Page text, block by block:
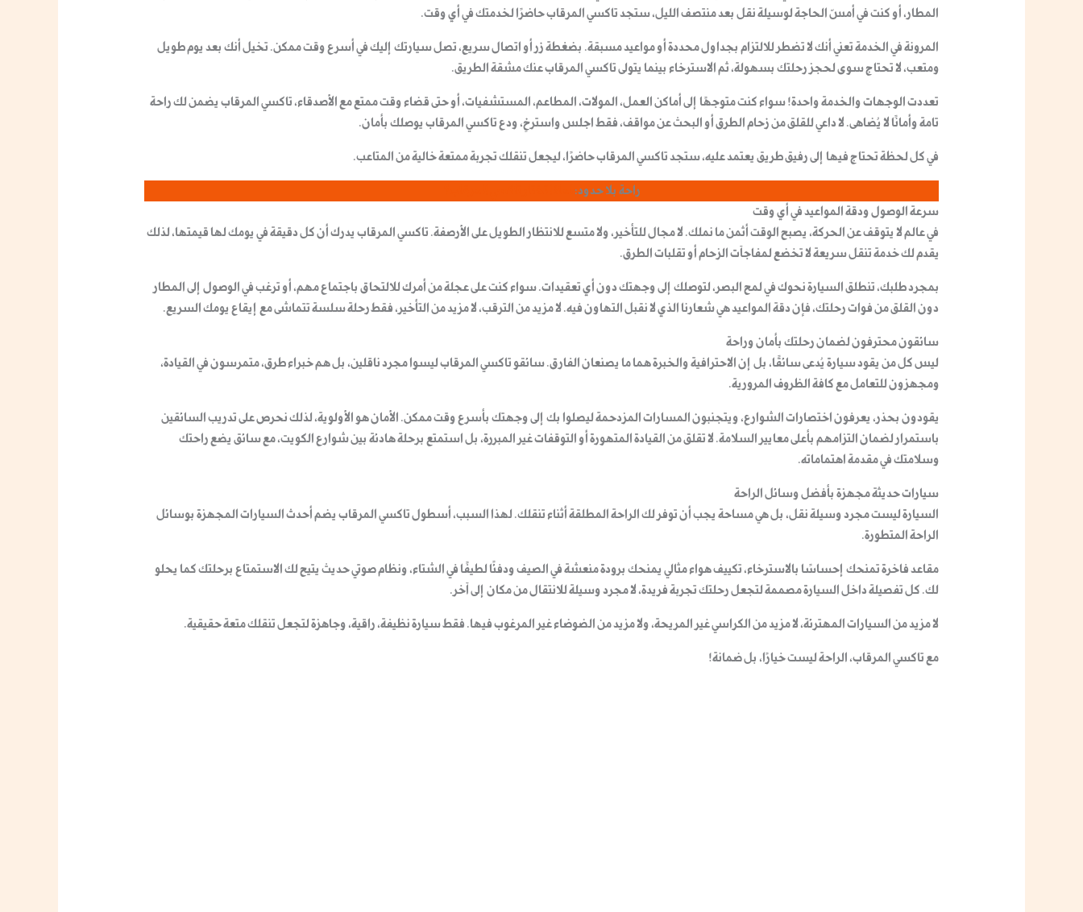
المطار، أو كنت في أمسّ الحاجة لوسيلة نقل بعد منتصف الليل، ستجد تاكسي المرقاب حاضرًا لخدمتك في أي وقت.
المرونة في الخدمة تعني أنك لا تضطر للالتزام بجداول محددة أو مواعيد مسبقة. بضغطة زر أو اتصال سريع، تصل سيارتك إليك في أسرع وقت ممكن. تخيل أنك بعد يوم طويل
ومتعب، لا تحتاج سوى لحجز رحلتك بسهولة، ثم الاسترخاء بينما يتولى تاكسي المرقابعنك مشقة الطريق.
تعددت الوجهات والخدمة واحدة! سواء كنت متوجهًا إلى أماكن العمل، المولات، المطاعم، المستشفيات، أو حتى قضاء وقت ممتع مع الأصدقاء، تاكسي المرقابيضمن لك راحة
تامة وأمانًا لا يُضاهى. لا داعي للقلق من زحام الطرق أو البحث عن مواقف، فقط اجلس واسترخِ، ودع تاكسي المرقابيوصلك بأمان.
في كل لحظة تحتاج فيها إلى رفيق طريق يعتمد عليه، ستجد تاكسي المرقابحاضرًا، ليجعل تنقلك تجربة ممتعة خالية من المتاعب.
راحة بلا حدود:
سرعة الوصول ودقة المواعيد في أي وقت
في عالم لا يتوقف عن الحركة، يصبح الوقت أثمن ما نملك. لا مجال للتأخير، ولا متسع للانتظار الطويل على الأرصفة. تاكسي المرقابيدرك أن كل دقيقة في يومك لها قيمتها، لذلك
يقدم لك خدمة تنقل سريعة لا تخضع لمفاجآت الزحام أو تقلبات الطرق.
بمجرد طلبك، تنطلق السيارة نحوك في لمح البصر، لتوصلك إلى وجهتك دون أي تعقيدات. سواء كنت على عجلة من أمرك للالتحاق باجتماع مهم، أو ترغب في الوصول إلى المطار
دون القلق من فوات رحلتك، فإن دقة المواعيدهي شعارنا الذي لا نقبل التهاون فيه. لا مزيد من الترقب، لا مزيد من التأخير، فقطرحلة سلسة تتماشى مع إيقاع يومك السريع.
سائقون محترفون لضمان رحلتك بأمان وراحة
ليس كل من يقود سيارة يُدعى سائقًا، بل إن الاحترافية والخبرةهما ما يصنعان الفارق. سائقو تاكسي المرقابليسوا مجرد ناقلين، بل هم خبراء طرق، متمرسون في القيادة،
ومجهزون للتعامل مع كافة الظروف المرورية.
يقودون بحذر، يعرفون اختصارات الشوارع، ويتجنبون المسارات المزدحمة ليصلوا بك إلى وجهتك بأسرع وقت ممكن. الأمان هو الأولوية، لذلك نحرص على تدريب السائقين
باستمرار لضمان التزامهم بأعلى معايير السلامة. لا تقلق من القيادة المتهورة أو التوقفات غير المبررة، بل استمتع برحلة هادئة بين شوارع الكويت، مع سائق يضع راحتك
وسلامتك في مقدمة اهتماماته.
سيارات حديثة مجهزة بأفضل وسائل الراحة
السيارة ليست مجرد وسيلة نقل، بل هي مساحة يجب أن توفر لك الراحة المطلقةأثناء تنقلك. لهذا السبب، أسطول تاكسي المرقابيضم أحدث السيارات المجهزة بوسائل
الراحة المتطورة.
مقاعد فاخرة تمنحك إحساسًا بالاسترخاء، تكييف هواء مثالي يمنحك برودة منعشة في الصيف ودفئًا لطيفًا في الشتاء، ونظام صوتي حديث يتيح لك الاستمتاع برحلتك كما يحلو
لك. كل تفصيلة داخل السيارة مصممة لتجعل رحلتك تجربة فريدة، لا مجرد وسيلة للانتقال من مكان إلى آخر .
لا مزيد من السيارات المهترئة، لا مزيد من الكراسي غير المريحة، ولا مزيد من الضوضاء غير المرغوب فيها. فقط سيارة نظيفة، راقية، وجاهزة لتجعل تنقلك متعة حقيقية.
مع تاكسي المرقاب، الراحة ليست خيارًا، بل ضمانة!